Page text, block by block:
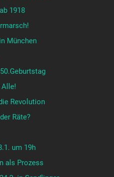
1918
München
Revolution
Räte?
um 19h
als Prozess